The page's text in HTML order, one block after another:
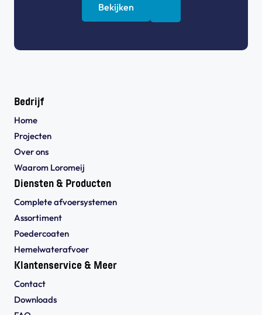
Bekijken
Bedrijf
Home
Projecten
Over ons
Waarom Loromeij
Diensten & Producten
Complete afvoersystemen
Assortiment
Poedercoaten
Hemelwaterafvoer
Klantenservice & Meer
Contact
Downloads